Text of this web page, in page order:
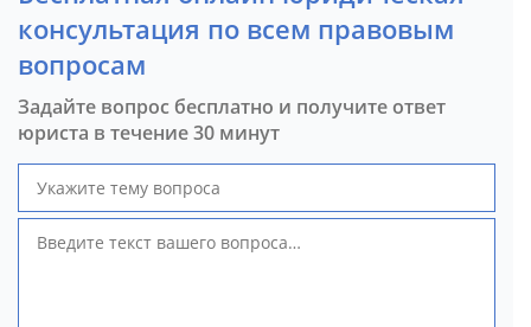
консультация по всем правовым
вопросам
Задайте вопрос бесплатно и получите ответ
юриста в течение 30 минут